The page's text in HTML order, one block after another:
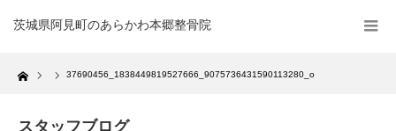
茨城県阿見町のあらかわ本郷整骨院
Home 37690456_1838449819527666_9075736431590113280_o
スタッフブログ